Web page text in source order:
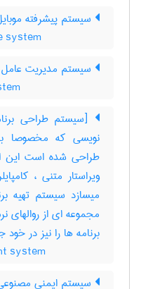
سیستم پیشرفته
system
سیستم مدیریت عامل
[سیستم طراحی
نویسی که مخصوصا
طراحی شده است این
ویراستار متنی ،
میسازد سیستم تهیه
مجموعه ای از روالهای
برنامه ها را نیز در
system
سیستم ایمنی